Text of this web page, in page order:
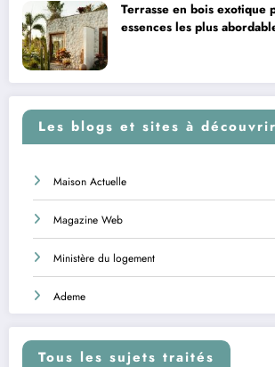
Terrasse en bois exotique
essences les plus
Les blogs et sites à découvrir
Maison Actuelle
Magazine Web
Ministère du logement
Ademe
Tous les sujets traités